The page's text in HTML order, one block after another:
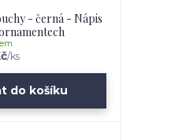
- černá - Nápis
/ks
do košíku